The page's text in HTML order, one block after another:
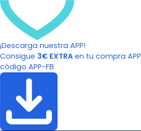
¡Descarga nuestra APP!
Consigue 3€ EXTRA en tu compra
código APP-FB